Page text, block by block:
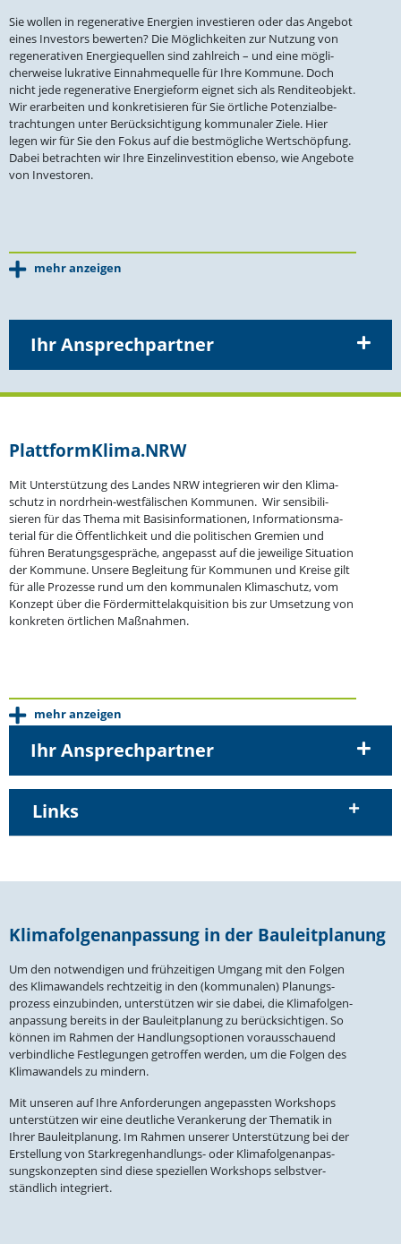
Sie wollen in regene­rative Energien inves­tieren oder das Angebot
eines Investors bewerten? Die Möglich­keiten zur Nutzung von
regene­ra­tiven Energie­quellen sind zahlreich – und eine mögli­
cher­weise lukrative Einnah­me­quelle für Ihre Kommune. Doch
nicht jede regene­rative Energieform eignet sich als Rendi­te­objekt.
Wir erarbeiten und konkre­ti­sieren für Sie örtliche Poten­zi­al­be­
trach­tungen unter Berück­sich­tigung kommu­naler Ziele. Hier
legen wir für Sie den Fokus auf die bestmög­liche Wertschöpfung.
Dabei betrachten wir Ihre Einzel­in­ves­tition ebenso, wie Angebote
von Investoren.
mehr anzeigen
Ihr Ansprechpartner
PlattformKlima.NRW
Mit Unter­stützung des Landes NRW integrieren wir den Klima­
schutz in nordrhein-westfä­li­schen Kommunen. Wir sensi­bi­li­
sieren für das Thema mit Basis­in­for­ma­tionen, Infor­ma­ti­ons­ma­
terial für die Öffent­lichkeit und die politi­schen Gremien und
führen Beratungs­ge­spräche, angepasst auf die jeweilige Situation
der Kommune. Unsere Begleitung für Kommunen und Kreise gilt
für alle Prozesse rund um den kommu­nalen Klima­schutz, vom
Konzept über die Förder­mit­tel­ak­qui­sition bis zur Umsetzung von
konkreten örtlichen Maßnahmen.
mehr anzeigen
Ihr Ansprechpartner
Links
Klima­fol­gen­an­passung in der Bauleitplanung
Um den notwen­digen und frühzei­tigen Umgang mit den Folgen
des Klima­wandels recht­zeitig in den (kommu­nalen) Planungs­
prozess einzu­binden, unter­stützen wir sie dabei, die Klima­fol­gen­
an­passung bereits in der Bauleit­planung zu berück­sich­tigen. So
können im Rahmen der Handlungs­op­tionen voraus­schauend
verbind­liche Festle­gungen getroffen werden, um die Folgen des
Klima­wandels zu mindern.
Mit unseren auf Ihre Anfor­de­rungen angepassten Workshops
unter­stützen wir eine deutliche Veran­kerung der Thematik in
Ihrer Bauleit­planung. Im Rahmen unserer Unter­stützung bei der
Erstellung von Stark­re­gen­hand­lungs- oder Klima­fol­gen­an­pas­
sungs­kon­zepten sind diese spezi­ellen Workshops selbst­ver­
ständlich integriert.